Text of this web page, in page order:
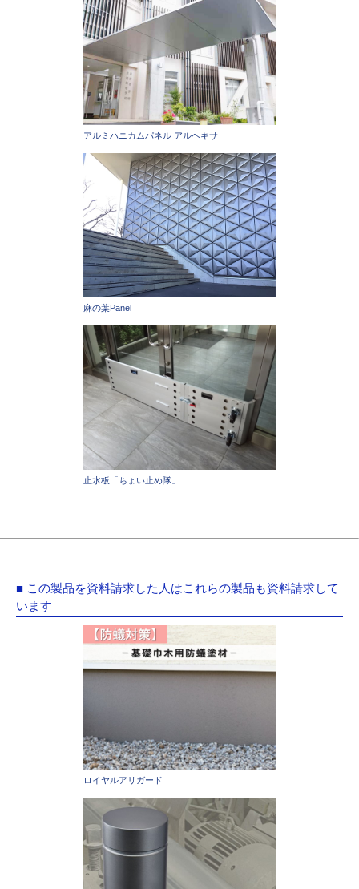
アルミハニカムパネル アルヘキサ
麻の葉Panel
止水板「ちょい止め隊」
■ この製品を資料請求した人はこれらの製品も資料請求して
います
ロイヤルアリガード